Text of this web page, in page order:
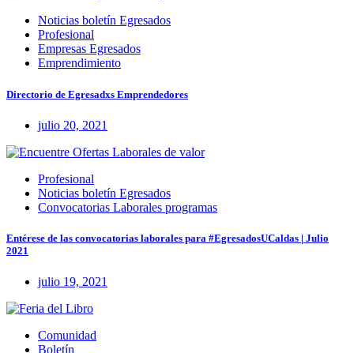
Noticias boletín Egresados
Profesional
Empresas Egresados
Emprendimiento
Directorio de Egresadxs Emprendedores
julio 20, 2021
Profesional
Noticias boletín Egresados
Convocatorias Laborales programas
Entérese de las convocatorias laborales para #EgresadosUCaldas | Julio
2021
julio 19, 2021
Comunidad
Boletín